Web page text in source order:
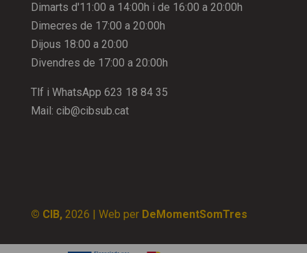
Dimarts d'11:00 a 14:00h i de 16:00 a 20:00h
Dimecres de 17:00 a 20:00h
Dijous 18:00 a 20:00
Divendres de 17:00 a 20:00h
Tlf i WhatsApp 623 18 84 35
Mail: cib@cibsub.cat
© CIB, 2026 | Web per DeMomentSomTres